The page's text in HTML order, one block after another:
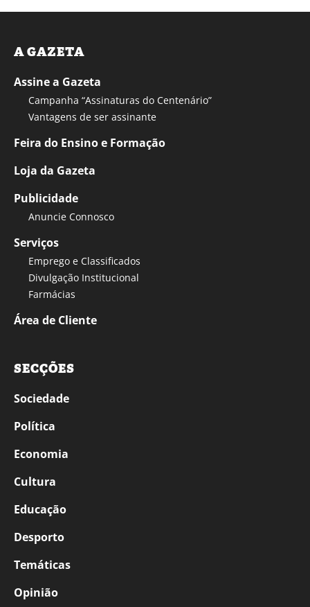
A GAZETA
Assine a Gazeta
Campanha “Assinaturas do Centenário”
Vantagens de ser assinante
Feira do Ensino e Formação
Loja da Gazeta
Publicidade
Anuncie Connosco
Serviços
Emprego e Classificados
Divulgação Institucional
Farmácias
Área de Cliente
SECÇÕES
Sociedade
Política
Economia
Cultura
Educação
Desporto
Temáticas
Opinião